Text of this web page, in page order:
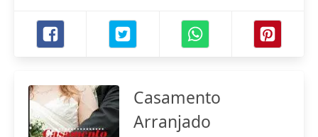
Casamento
Arranjado